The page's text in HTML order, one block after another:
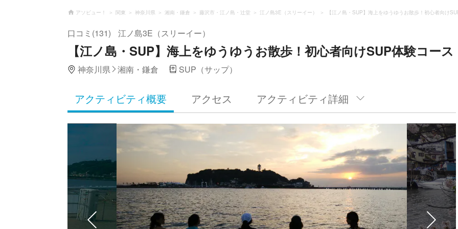
アソビュー！ 関東 神奈川県 湘南・鎌倉 藤沢市・江ノ島・辻堂 江ノ島3E（スリーイー） 【江ノ島・SUP】海上をゆうゆうお散歩！初心者向け
口コミ(131) 江ノ島3E（スリーイー）
【江ノ島・SUP】海上をゆうゆうお散歩！初心者向けSUP体験コース
神奈川県 湘南・鎌倉 SUP（サップ）
アクティビティ概要 アクセス アクティビティ詳細